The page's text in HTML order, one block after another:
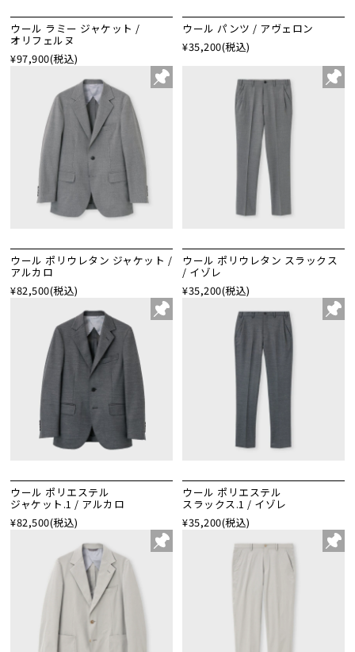
ウール ラミー ジャケット /
オリフェルヌ
¥97,900(税込)
ウール パンツ / アヴェロン
¥35,200(税込)
ウール ポリウレタン ジャケット /
アルカロ
¥82,500(税込)
ウール ポリウレタン スラックス
/ イゾレ
¥35,200(税込)
ウール ポリエステル
ジャケット.1 / アルカロ
¥82,500(税込)
ウール ポリエステル
スラックス.1 / イゾレ
¥35,200(税込)